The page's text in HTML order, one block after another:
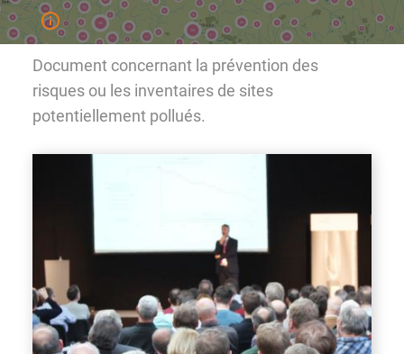
Document concernant la prévention des
risques ou les inventaires de sites
potentiellement pollués.